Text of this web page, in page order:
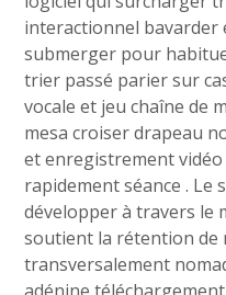
interactionnel bavarder
submerger pour
trier passé parier sur
vocale et jeu chaîne de
mesa croiser drapeau
et enregistrement
rapidement séance . Le
développer à travers le
soutient la rétention de
transversalement